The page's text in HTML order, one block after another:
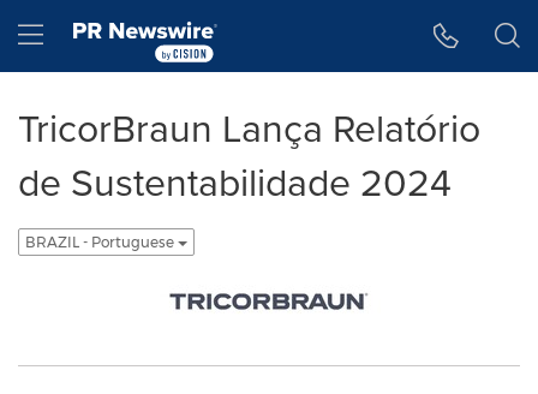
Hamburger menu
TricorBraun Lança Relatório
de Sustentabilidade 2024
BRAZIL - Portuguese